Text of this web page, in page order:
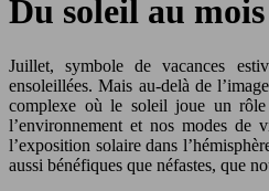
Du soleil au
Juillet, symbole de vacances
ensoleillées. Mais au-delà de
complexe où le soleil joue un
l’environnement et nos modes de
l’exposition solaire dans
aussi bénéfiques que néfastes, que